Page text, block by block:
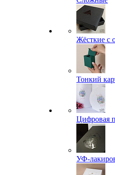
Жёсткие с
Тонкий
Цифровая
УФ-